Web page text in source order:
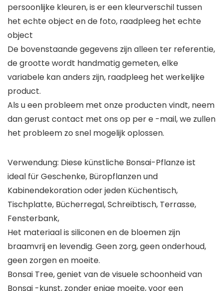
persoonlijke kleuren, is er een kleurverschil tussen
het echte object en de foto, raadpleeg het echte
object
De bovenstaande gegevens zijn alleen ter referentie,
de grootte wordt handmatig gemeten, elke
variabele kan anders zijn, raadpleeg het werkelijke
product.
Als u een probleem met onze producten vindt, neem
dan gerust contact met ons op per e -mail, we zullen
het probleem zo snel mogelijk oplossen.
Verwendung: Diese künstliche Bonsai-Pflanze ist
ideal für Geschenke, Büropflanzen und
Kabinendekoration oder jeden Küchentisch,
Tischplatte, Bücherregal, Schreibtisch, Terrasse,
Fensterbank,
Het materiaal is siliconen en de bloemen zijn
braamvrij en levendig. Geen zorg, geen onderhoud,
geen zorgen en moeite.
Bonsai Tree, geniet van de visuele schoonheid van
Bonsai -kunst, zonder enige moeite, voor een